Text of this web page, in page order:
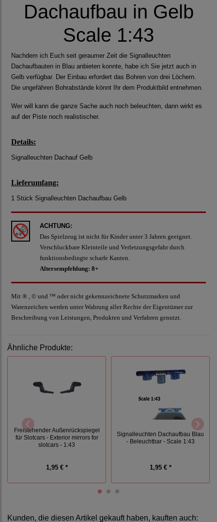
Dachaufbau in Gelb
Scale 1:43
Nachdem ich Euch seit geraumer Zeit die Signalleuchten
Dachaufbauten in Blau anbieten konnte, habe ich Sie jetzt auch in
Gelb verfügbar. Der Einbau erfordert das Bohren von drei Löchern.
Die ungefähren Bohrabstände könnt Ihr dem Produktbild entnehmen.
Wer will kann die ganze Sache auch noch beleuchten, dann wirkt es
auf der Piste noch realistischer.
Details:
Signalleuchten Dachauf Gelb
Lieferumfang:
1 Stück Signalleuchten Dachaufbau Gelb
ACHTUNG:
Das Spielzeug ist nicht für Kinder unter 3 Jahren geeignet.
Verschluckbare Kleinteile und Verletzungsgefahr durch
funktionsbedingte scharfe Kanten.
Altersempfehlung: 8+
Mit ® , © und ™ oder nicht gekennzeichnete Schutzmarken und
Warenzeichen werden unter Wahrung aller Rechte der Eigentümer zur
Beschreibung von Leistungen, Produkten und Verfahren genutzt.
Ähnliche Produkte:
Freistehender Außenrückspiegel
für Slotcars - Exterior mirrors for
slotcars - 1:43
1,95 € *
Signalleuchten Dachaufbau Blau
- Beleuchtbar - Scale 1:43
1,95 € *
Kunden, die diesen Artikel gekauft haben, kauften auch: